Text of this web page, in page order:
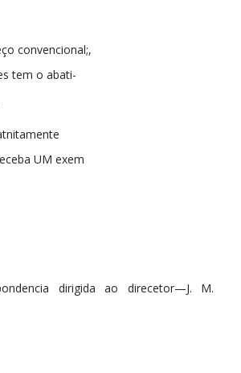
convencional;,
tem o abati-
UM exem
dirigida ao direcetor—J. M.